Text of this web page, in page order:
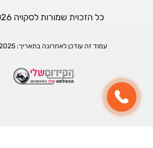
כל הזכוית שמורות לסקויה 2026 ©
עמוד זה עודכן לאחרונה בתאריך: 14/12/2025